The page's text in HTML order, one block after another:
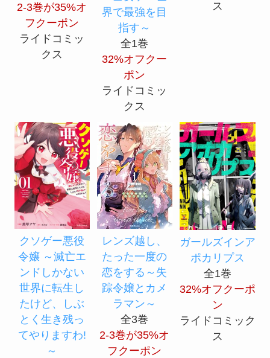
2-3巻が35%オ
フクーポン
ライドコミッ
クス
界で最強を目
指す～
全1巻
32%オフクー
ポン
ライドコミッ
クス
ス
クソゲー悪役
令嬢 ～滅亡エ
ンドしかない
世界に転生し
たけど、しぶ
とく生き残っ
てやりますわ!
～
レンズ越し、
たった一度の
恋をする～失
踪令嬢とカメ
ラマン～
全3巻
2-3巻が35%オ
フクーポン
ガールズインア
ポカリプス
全1巻
32%オフクーポ
ン
ライドコミック
ス